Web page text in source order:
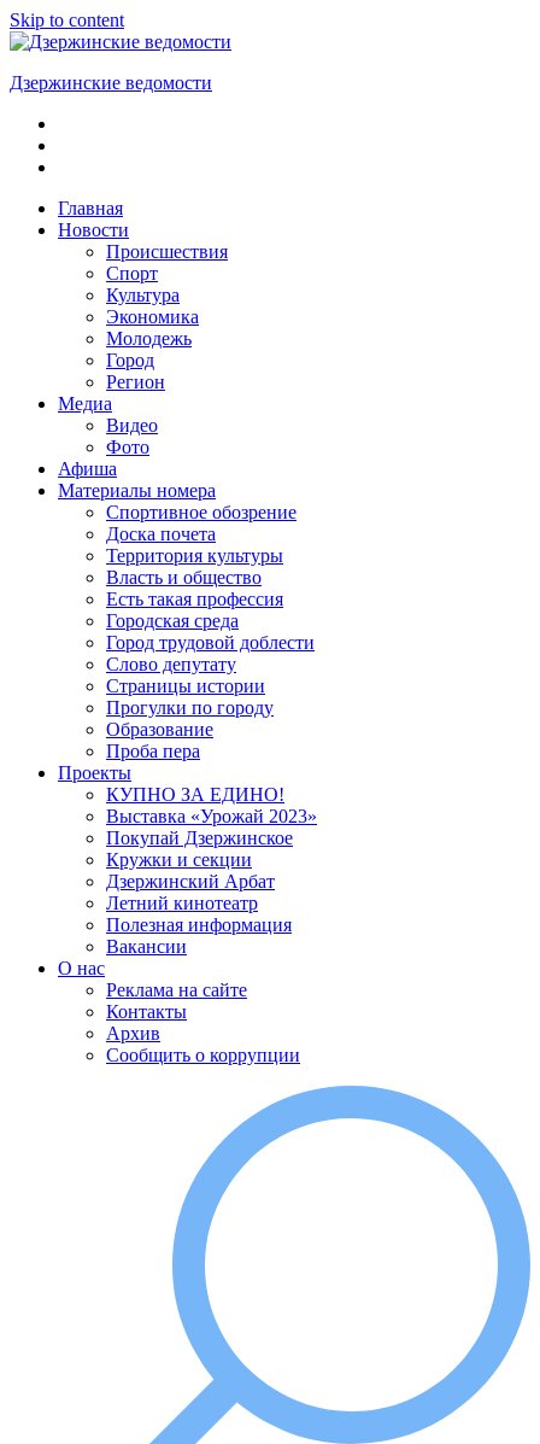
Skip to content
Дзержинские ведомости
ОБЩЕСТВЕННО-
ПОЛИТИЧЕСКАЯ
ГАЗЕТАГлавная
Новости
Происшествия
Спорт
Культура
Экономика
Молодежь
Город
Регион
Медиа
Видео
Фото
Афиша
Материалы номера
Спортивное обозрение
Доска почета
Территория культуры
Власть и общество
Есть такая профессия
Городская среда
Город трудовой доблести
Слово депутату
Страницы истории
Прогулки по городу
Образование
Проба пера
Проекты
КУПНО ЗА ЕДИНО!
Выставка «Урожай 2023»
Покупай Дзержинское
Кружки и секции
Дзержинский Арбат
Летний кинотеатр
Полезная информация
Вакансии
О нас
Реклама на сайте
Контакты
Архив
Сообщить о коррупции